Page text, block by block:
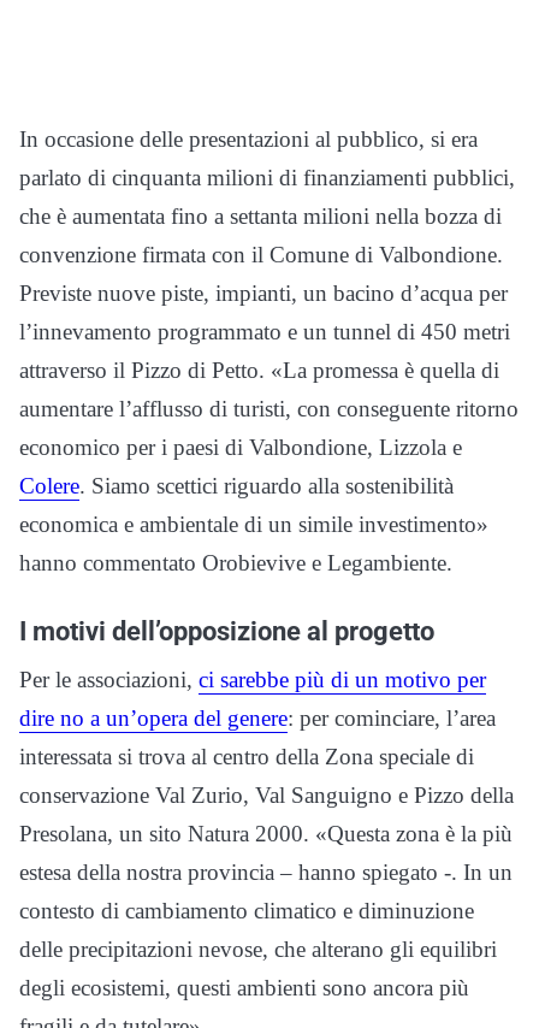
In occasione delle presentazioni al pubblico, si era
parlato di cinquanta milioni di finanziamenti pubblici,
che è aumentata fino a settanta milioni nella bozza di
convenzione firmata con il Comune di Valbondione.
Previste nuove piste, impianti, un bacino d’acqua per
l’innevamento programmato e un tunnel di 450 metri
attraverso il Pizzo di Petto. «La promessa è quella di
aumentare l’afflusso di turisti, con conseguente ritorno
economico per i paesi di Valbondione, Lizzola e
Colere. Siamo scettici riguardo alla sostenibilità
economica e ambientale di un simile investimento»
hanno commentato Orobievive e Legambiente.
I motivi dell’opposizione al progetto
Per le associazioni, ci sarebbe più di un motivo per
dire no a un’opera del genere: per cominciare, l’area
interessata si trova al centro della Zona speciale di
conservazione Val Zurio, Val Sanguigno e Pizzo della
Presolana, un sito Natura 2000. «Questa zona è la più
estesa della nostra provincia – hanno spiegato -. In un
contesto di cambiamento climatico e diminuzione
delle precipitazioni nevose, che alterano gli equilibri
degli ecosistemi, questi ambienti sono ancora più